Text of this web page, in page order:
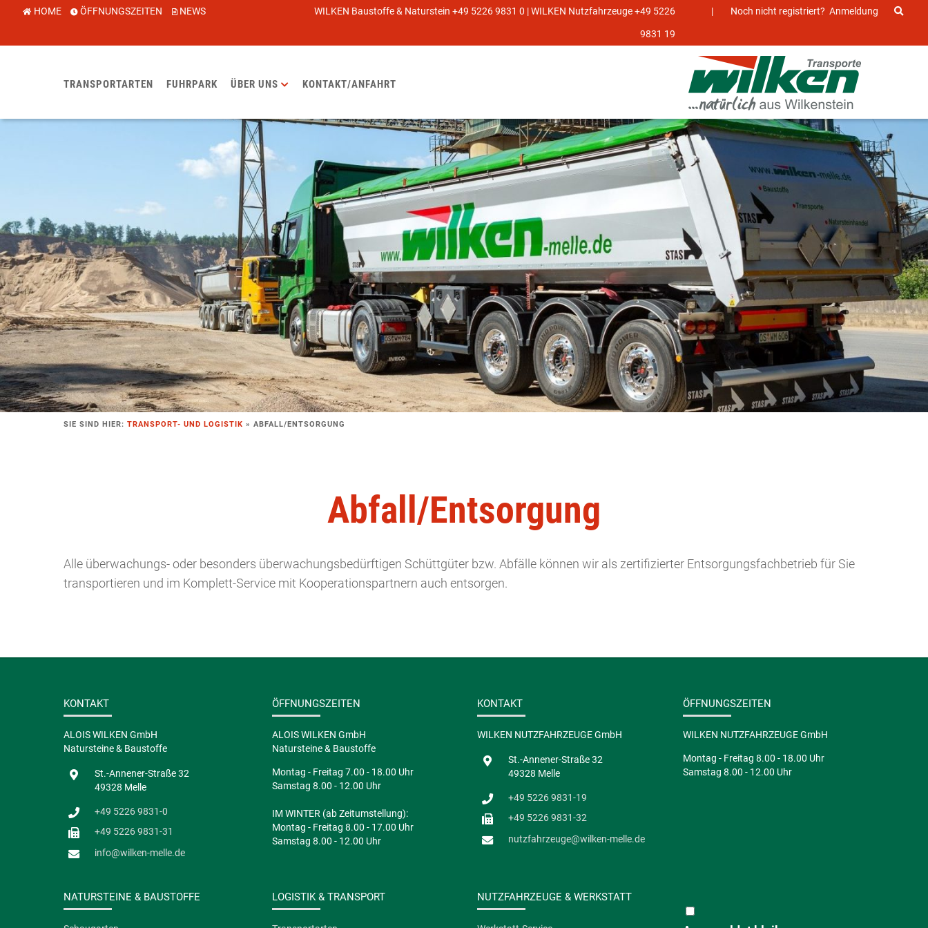
HOME ÖFFNUNGSZEITEN NEWS WILKEN Baustoffe & Naturstein +49 5226 9831 0 | WILKEN Nutzfahrzeuge +49 5226
9831 19
Anmeldung
| Noch nicht registriert?
TRANSPORTARTEN FUHRPARK ÜBER UNS KONTAKT/ANFAHRT
SIE SIND HIER: TRANSPORT- UND LOGISTIK » ABFALL/ENTSORGUNG
Abfall/Entsorgung
Alle überwachungs- oder besonders überwachungsbedürftigen Schüttgüter bzw. Abfälle können wir als zertifizierter Entsorgungsfachbetrieb für Sie
transportieren und im Komplett-Service mit Kooperationspartnern auch entsorgen.
KONTAKT
ALOIS WILKEN GmbH
Natursteine & Baustoffe
St.-Annener-Straße 32
49328 Melle
+49 5226 9831-0
+49 5226 9831-31
info@wilken-melle.de
ÖFFNUNGSZEITEN
ALOIS WILKEN GmbH
Natursteine & Baustoffe
Montag - Freitag 7.00 - 18.00 Uhr
Samstag 8.00 - 12.00 Uhr
IM WINTER (ab Zeitumstellung):
Montag - Freitag 8.00 - 17.00 Uhr
Samstag 8.00 - 12.00 Uhr
KONTAKT
WILKEN NUTZFAHRZEUGE GmbH
St.-Annener-Straße 32
49328 Melle
+49 5226 9831-19
+49 5226 9831-32
nutzfahrzeuge@wilken-melle.de
ÖFFNUNGSZEITEN
WILKEN NUTZFAHRZEUGE GmbH
Montag - Freitag 8.00 - 18.00 Uhr
Samstag 8.00 - 12.00 Uhr
NATURSTEINE & BAUSTOFFE LOGISTIK & TRANSPORT NUTZFAHRZEUGE & WERKSTATT